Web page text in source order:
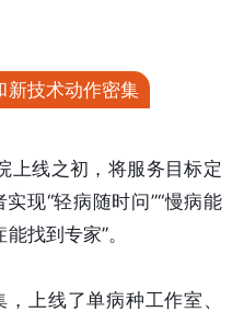
新技术动作密集
上线之初，将服务目标定
现“轻病随时问”“慢病能
找到专家”。
上线了单病种工作室、